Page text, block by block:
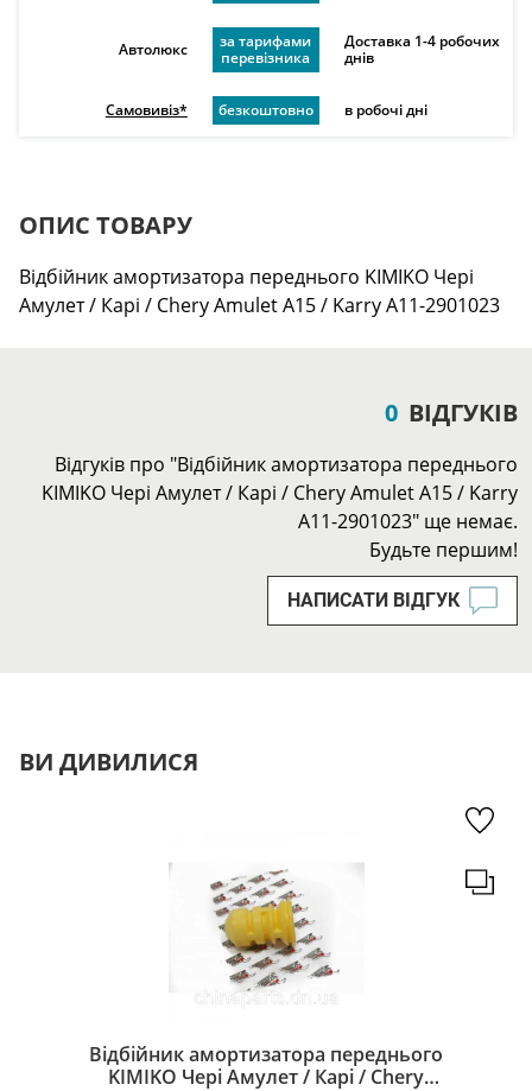
Автолюкс
за тарифами
перевізника
Доставка 1-4 робочих
днів
Самовивіз* безкоштовно в робочі дні
ОПИС ТОВАРУ
Відбійник амортизатора переднього KIMIKO Чері
Амулет / Карі / Chery Amulet A15 / Karry A11-2901023
0 ВІДГУКІВ
Відгуків про "Відбійник амортизатора переднього
KIMIKO Чері Амулет / Карі / Chery Amulet A15 / Karry
A11-2901023" ще немає.
Будьте першим!
НАПИСАТИ ВІДГУК
ВИ ДИВИЛИСЯ
Відбійник амортизатора переднього
KIMIKO Чері Амулет / Карі / Chery